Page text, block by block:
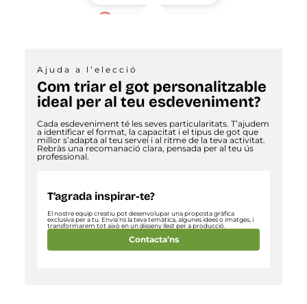
Ajuda a l’elecció
Com triar el got personalitzable
ideal per al teu esdeveniment?
Cada esdeveniment té les seves particularitats. T’ajudem
a identificar el format, la capacitat i el tipus de got que
millor s’adapta al teu servei i al ritme de la teva activitat.
Rebràs una recomanació clara, pensada per al teu ús
professional.
T’agrada inspirar-te?
El nostre equip creatiu pot desenvolupar una proposta gràfica
exclusiva per a tu. Envia’ns la teva temàtica, algunes idees o imatges, i
transformarem tot això en un disseny llest per a producció.
Contacta’ns